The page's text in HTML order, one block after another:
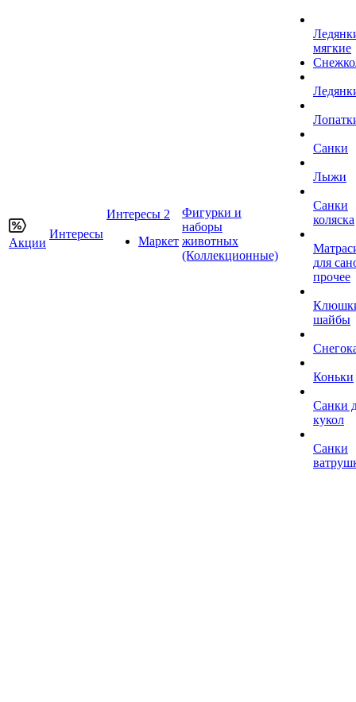
Акции
Интересы
Интересы 2
Маркет
Фигурки и
наборы
животных
(Коллекционные)
мягкие
Санки
Лыжи
Санки
коляска
для
прочее
шайбы
Коньки
Санки
кукол
Санки